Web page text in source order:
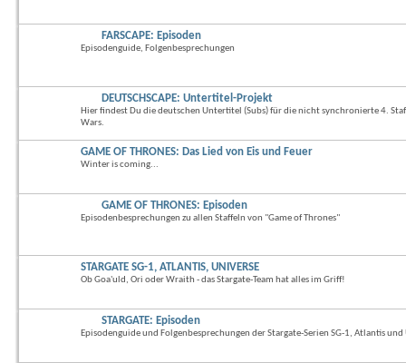
FARSCAPE: Episoden
Episodenguide, Folgenbesprechungen
DEUTSCHSCAPE: Untertitel-Projekt
Hier findest Du die deutschen Untertitel (Subs) für die nicht synchronierte 4.
Wars.
GAME OF THRONES: Das Lied von Eis und Feuer
Winter is coming...
GAME OF THRONES: Episoden
Episodenbesprechungen zu allen Staffeln von "Game of Thrones"
STARGATE SG-1, ATLANTIS, UNIVERSE
Ob Goa'uld, Ori oder Wraith - das Stargate-Team hat alles im Griff!
STARGATE: Episoden
Episodenguide und Folgenbesprechungen der Stargate-Serien SG-1, Atlantis und